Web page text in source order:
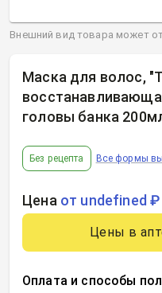
Маска для волос,
головы банка
Без рецепта Все формы
Цена от undefined ₽
Цены в
Оплата и способы
Внешний вид товара может